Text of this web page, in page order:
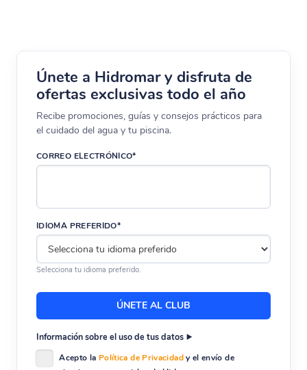
Únete a Hidromar y disfruta de
ofertas exclusivas todo el año
Recibe promociones, guías y consejos prácticos para
el cuidado del agua y tu piscina.
CORREO ELECTRÓNICO*
IDIOMA PREFERIDO*
Selecciona tu idioma preferido.
Información sobre el uso de tus datos
Acepto la Política de Privacidady el envío de